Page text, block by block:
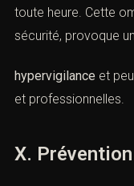
toute heure. Cette
sécurité, provoque
hypervigilance et
et professionnelles.
X.